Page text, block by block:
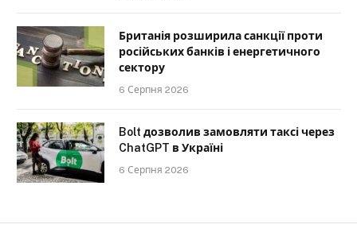
Британія розширила санкції проти
російських банків і енергетичного
сектору
6 Серпня 2026
Bolt дозволив замовляти таксі через
ChatGPT в Україні
6 Серпня 2026